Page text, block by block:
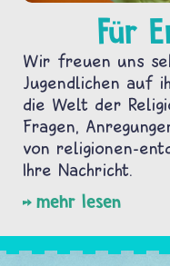
Für
Wir freuen uns
Jugendlichen auf
die Welt der
Fragen,
von religionen-
Ihre Nachricht.
mehr lesen